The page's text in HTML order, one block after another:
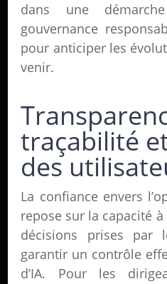
dans une
gouvernance
pour anticiper les
venir.
traçabilité
des
La confiance envers
repose sur la capacité
décisions prises par
garantir un contrôle
d’IA. Pour les